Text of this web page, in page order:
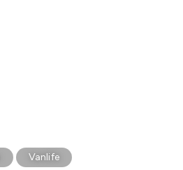
Vanlife